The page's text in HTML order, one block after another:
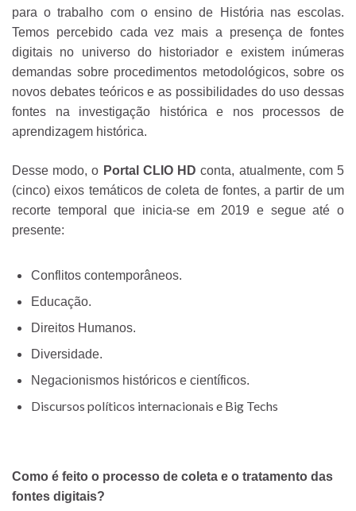
para o trabalho com o ensino de História nas escolas.
Temos percebido cada vez mais a presença de fontes
digitais no universo do historiador e existem inúmeras
demandas sobre procedimentos metodológicos, sobre os
novos debates teóricos e as possibilidades do uso dessas
fontes na investigação histórica e nos processos de
aprendizagem histórica.
Desse modo, o Portal CLIO HD conta, atualmente, com 5
(cinco) eixos temáticos de coleta de fontes, a partir de um
recorte temporal que inicia-se em 2019 e segue até o
presente:
Conflitos contemporâneos.
Educação.
Direitos Humanos.
Diversidade.
Negacionismos históricos e científicos.
Discursos políticos internacionais e Big Techs
Como é feito o processo de coleta e o tratamento das
fontes digitais?